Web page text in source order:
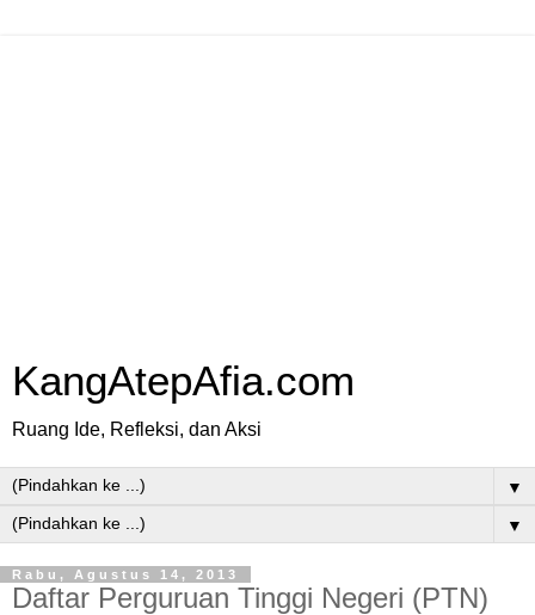
KangAtepAfia.com
Ruang Ide, Refleksi, dan Aksi
▼
▼
Rabu, Agustus 14, 2013
Daftar Perguruan Tinggi Negeri (PTN)